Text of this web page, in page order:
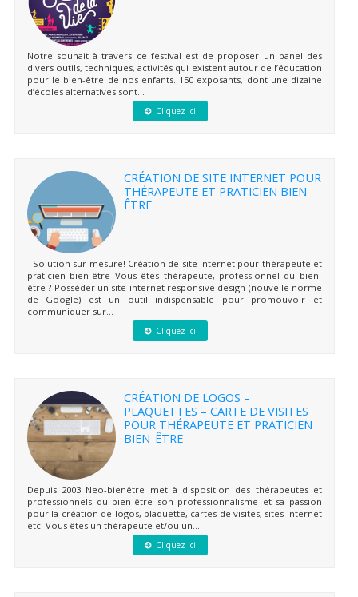
Notre souhait à travers ce festival est de proposer un panel des
divers outils, techniques, activités qui existent autour de l’éducation
pour le bien-être de nos enfants. 150 exposants, dont une dizaine
d’écoles alternatives sont...
Cliquez ici
CRÉATION DE SITE INTERNET POUR
THÉRAPEUTE ET PRATICIEN BIEN-
ÊTRE
Solution sur-mesure! Création de site internet pour thérapeute et
praticien bien-être Vous êtes thérapeute, professionnel du bien-
être ? Posséder un site internet responsive design (nouvelle norme
de Google) est un outil indispensable pour promouvoir et
communiquer sur...
Cliquez ici
CRÉATION DE LOGOS –
PLAQUETTES – CARTE DE VISITES
POUR THÉRAPEUTE ET PRATICIEN
BIEN-ÊTRE
Depuis 2003 Neo-bienêtre met à disposition des thérapeutes et
professionnels du bien-être son professionnalisme et sa passion
pour la création de logos, plaquette, cartes de visites, sites internet
etc. Vous êtes un thérapeute et/ou un...
Cliquez ici